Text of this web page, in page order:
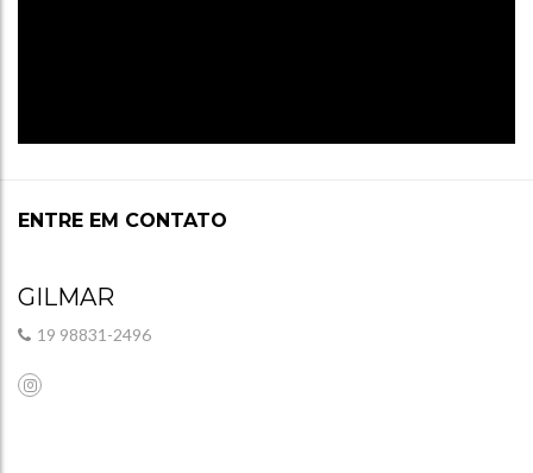
ENTRE EM CONTATO
GILMAR
19 98831-2496